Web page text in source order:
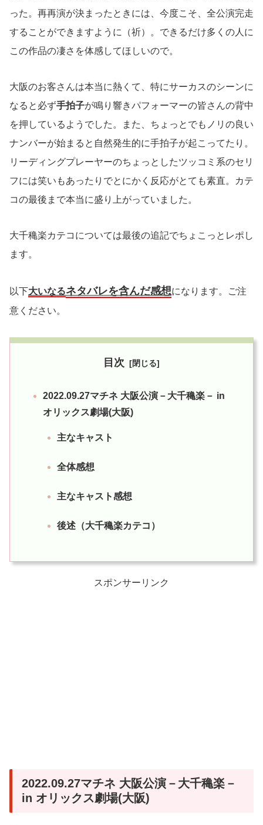
った。再再演が決まったときには、今度こそ、全公演完走
することができますように（祈）。できるだけ多くの人に
この作品の凄さを体感してほしいので。
大阪のお客さんは本当に熱くて、特にサーカスのシーンに
なると必ず手拍子が鳴り響きパフォーマーの皆さんの背中
を押しているようでした。また、ちょっとでもノリの良い
ナンバーが始まると自然発生的に手拍子が起こってたり。
リーディングプレーヤーのちょっとしたツッコミ系のセリ
フには笑いもあったりでとにかく反応がとても素直。カテ
コの最後まで本当に盛り上がっていました。
大千穐楽カテコについては最後の追記でちょこっとレポし
ます。
以下大いなるネタバレを含んだ感想になります。ご注
意ください。
目次
2022.09.27マチネ 大阪公演－大千穐楽－ in
オリックス劇場(大阪)
主なキャスト
全体感想
主なキャスト感想
後述（大千穐楽カテコ）
スポンサーリンク
2022.09.27マチネ 大阪公演－大千穐楽－
in オリックス劇場(大阪)